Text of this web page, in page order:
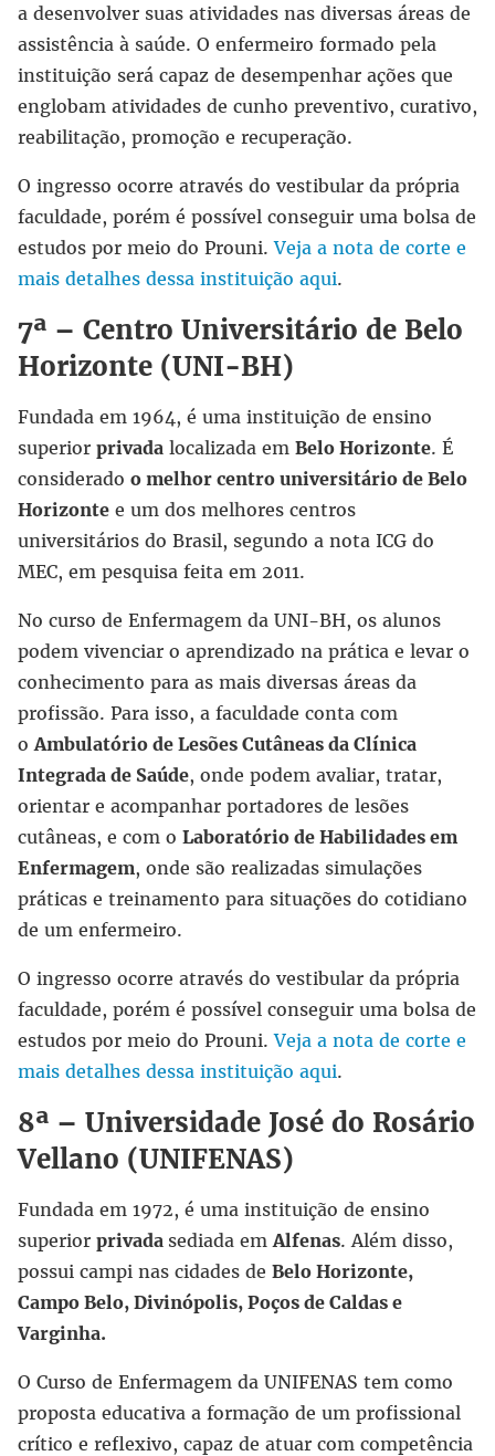
a desenvolver suas atividades nas diversas áreas de
assistência à saúde. O enfermeiro formado pela
instituição será capaz de desempenhar ações que
englobam atividades de cunho preventivo, curativo,
reabilitação, promoção e recuperação.
O ingresso ocorre através do vestibular da própria
faculdade, porém é possível conseguir uma bolsa de
estudos por meio do Prouni.Veja a nota de corte e
mais detalhes dessa instituição aqui.
7ª – Centro Universitário de Belo
Horizonte (UNI-BH)
Fundada em 1964, é uma instituição de ensino
superior privada localizada em Belo Horizonte. É
considerado o melhor centro universitário de Belo
Horizonte e um dos melhores centros
universitários do Brasil, segundo a nota ICG do
MEC, em pesquisa feita em 2011.
No curso de Enfermagem da UNI-BH, os alunos
podem vivenciar o aprendizado na prática e levar o
conhecimento para as mais diversas áreas da
profissão. Para isso, a faculdade conta com
o Ambulatório de Lesões Cutâneas da Clínica
Integrada de Saúde, onde podem avaliar, tratar,
orientar e acompanhar portadores de lesões
cutâneas, e com o Laboratório de Habilidades em
Enfermagem, onde são realizadas simulações
práticas e treinamento para situações do cotidiano
de um enfermeiro.
O ingresso ocorre através do vestibular da própria
faculdade, porém é possível conseguir uma bolsa de
estudos por meio do Prouni.Veja a nota de corte e
mais detalhes dessa instituição aqui.
8ª – Universidade José do Rosário
Vellano (UNIFENAS)
Fundada em 1972, é uma instituição de ensino
superior privada sediada em Alfenas. Além disso,
possui campi nas cidades de Belo Horizonte,
Campo Belo, Divinópolis, Poços de Caldas e
Varginha.
O Curso de Enfermagem da UNIFENAS tem como
proposta educativa a formação de um profissional
crítico e reflexivo, capaz de atuar com competência